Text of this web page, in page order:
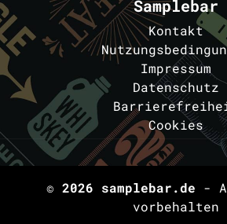
Samplebar
Kontakt
Impressum
Datenschutz
Cookies
© 2026 samplebar.de -
vorbehalten